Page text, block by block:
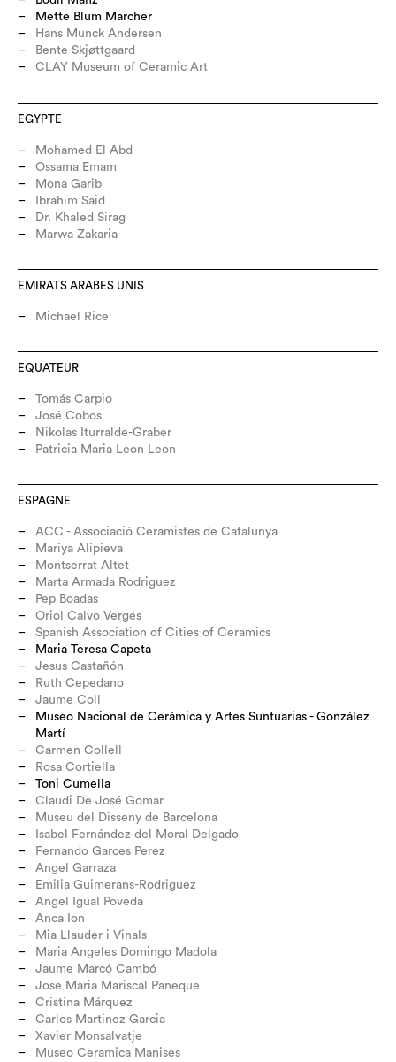
Mette Blum Marcher
Hans Munck Andersen
Bente Skjøttgaard
CLAY Museum of Ceramic Art
EGYPTE
Mohamed El Abd
Ossama Emam
Mona Garib
Ibrahim Said
Dr. Khaled Sirag
Marwa Zakaria
EMIRATS ARABES UNIS
Michael Rice
EQUATEUR
Tomás Carpio
José Cobos
Nikolas Iturralde-Graber
Patricia Maria Leon Leon
ESPAGNE
ACC - Associació Ceramistes de Catalunya
Mariya Alipieva
Montserrat Altet
Marta Armada Rodriguez
Pep Boadas
Oriol Calvo Vergés
Spanish Association of Cities of Ceramics
Maria Teresa Capeta
Jesus Castañón
Ruth Cepedano
Jaume Coll
Museo Nacional de Cerámica y Artes Suntuarias - González
Martí
Carmen Collell
Rosa Cortiella
Toni Cumella
Claudi De José Gomar
Museu del Disseny de Barcelona
Isabel Fernández del Moral Delgado
Fernando Garces Perez
Angel Garraza
Emilia Guimerans-Rodriguez
Angel Igual Poveda
Anca Ion
Mia Llauder i Vinals
Maria Angeles Domingo Madola
Jaume Marcó Cambó
Jose Maria Mariscal Paneque
Cristina Márquez
Carlos Martinez Garcia
Xavier Monsalvatje
Museo Ceramica Manises